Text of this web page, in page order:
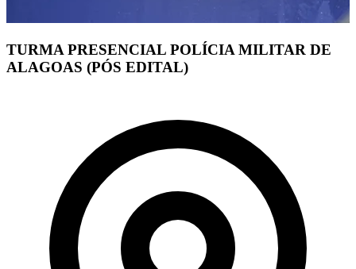
TURMA PRESENCIAL POLÍCIA MILITAR DE
ALAGOAS (PÓS EDITAL)